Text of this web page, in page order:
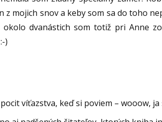
z mojich snov a keby som sa do toho
dvanástich som totiž pri Anne
)
víťazstva, keď si poviem – wooow,